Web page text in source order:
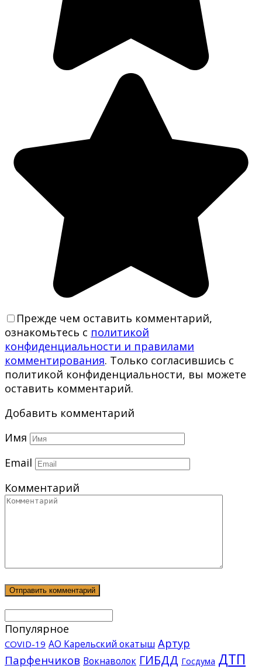
Прежде чем оставить комментарий,
ознакомьтесь с политикой
конфиденциальности и правилами
комментирования. Только согласившись с
политикой конфиденциальности, вы можете
оставить комментарий.
Добавить комментарий
Имя
Email
Комментарий
Популярное
COVID-19 АО Карельский окатыш Артур
Парфенчиков Вокнаволок ГИБДД Госдума ДТП